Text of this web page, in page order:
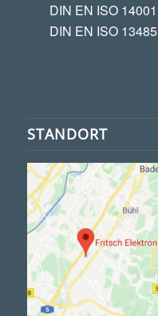
DIN EN ISO 14001
DIN EN ISO 13485
STANDORT